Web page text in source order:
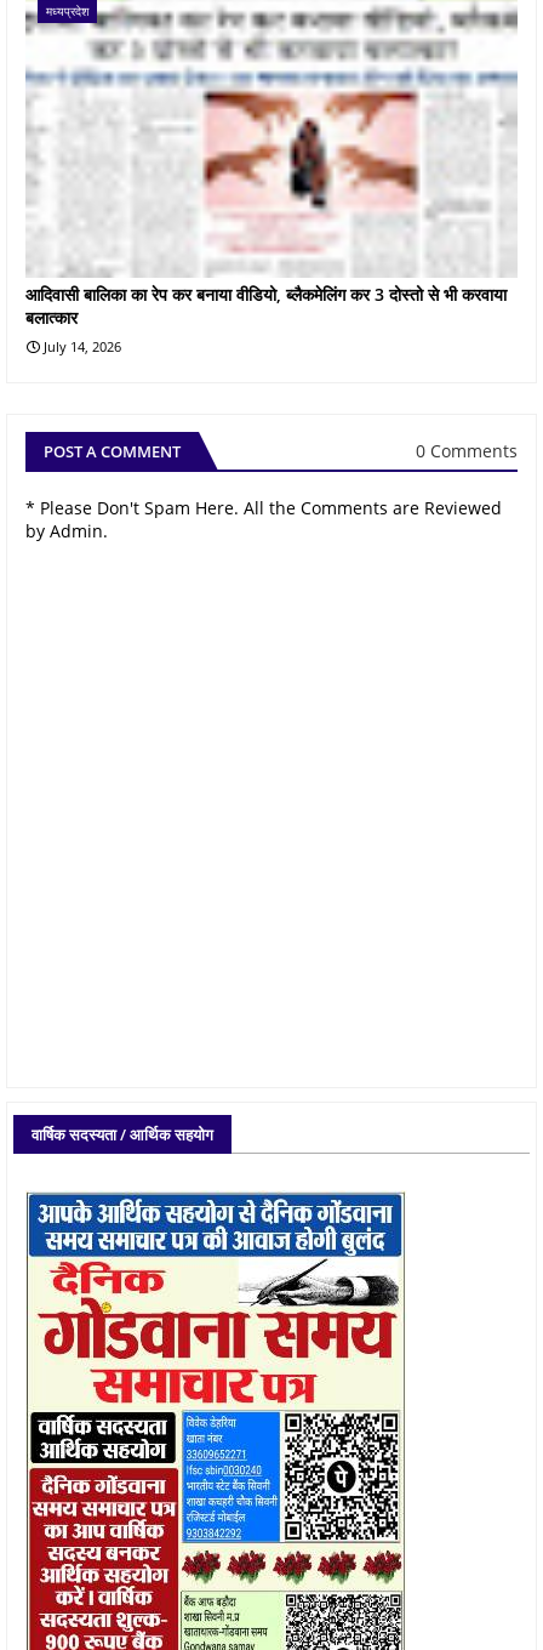
मध्यप्रदेश
आदिवासी बालिका का रेप कर बनाया वीडियो, ब्लैकमेलिंग कर 3 दोस्तो से भी करवाया
बलात्कार
July 14, 2026
POST A COMMENT 0 Comments
* Please Don't Spam Here. All the Comments are Reviewed
by Admin.
वार्षिक सदस्यता / आर्थिक सहयोग